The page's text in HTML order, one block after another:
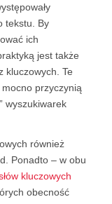
tekstu. By
ich
jest także
kluczowych. Te
przyczynią
wyszukiwarek
również
Ponadto – w obu
kluczowych
obecność